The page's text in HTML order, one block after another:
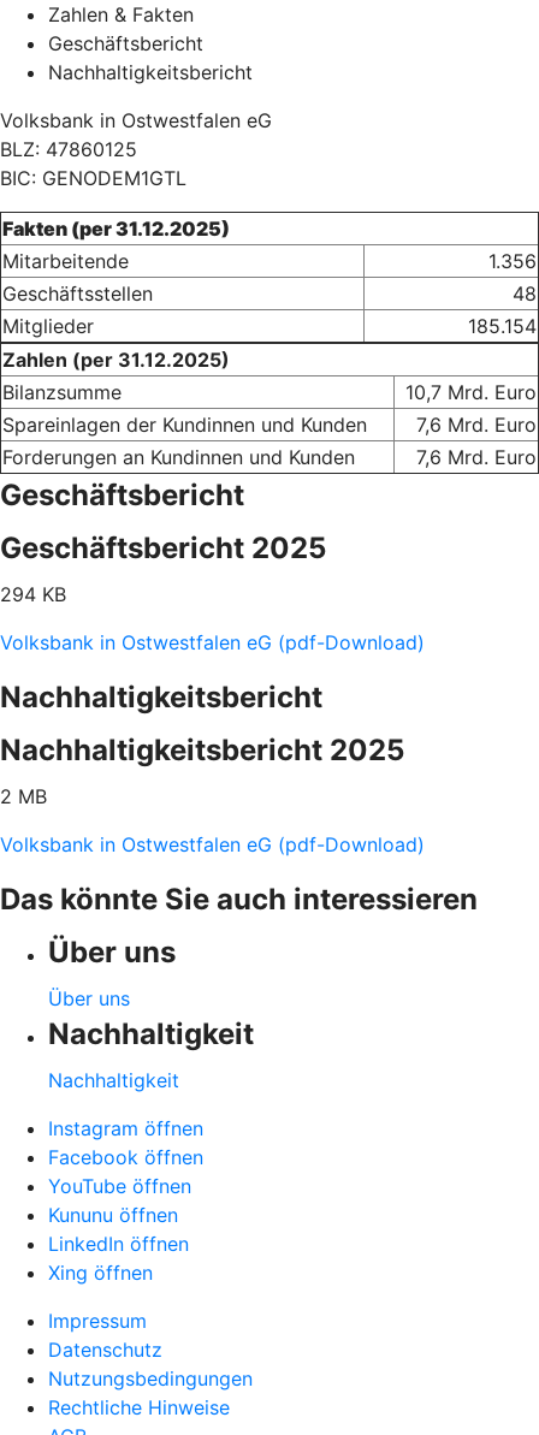
Zahlen & Fakten
Geschäftsbericht
Nachhaltigkeitsbericht
Volksbank in Ostwestfalen eG
BLZ: 47860125
BIC: GENODEM1GTL
Fakten (per 31.12.2025)
Mitarbeitende
1.356
Geschäftsstellen
48
Mitglieder
185.154
Zahlen (per 31.12.2025)
Bilanzsumme
10,7 Mrd. Euro
Spareinlagen der Kundinnen und Kunden
7,6 Mrd. Euro
Forderungen an Kundinnen und Kunden
7,6 Mrd. Euro
Geschäftsbericht
Geschäftsbericht 2025
294 KB
Volksbank in Ostwestfalen eG (pdf-Download)
Nachhaltigkeitsbericht
Nachhaltigkeitsbericht 2025
2 MB
Volksbank in Ostwestfalen eG (pdf-Download)
Das könnte Sie auch interessieren
Über uns
Über uns
Nachhaltigkeit
Nachhaltigkeit
Instagram öffnen
Facebook öffnen
YouTube öffnen
Kununu öffnen
LinkedIn öffnen
Xing öffnen
Impressum
Datenschutz
Nutzungsbedingungen
Rechtliche Hinweise